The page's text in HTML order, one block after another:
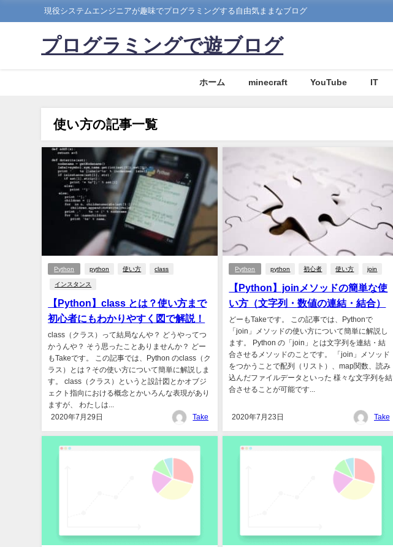
現役システムエンジニアが趣味でプログラミングする自由気ままなブログ
プログラミングで遊ブログ
ホーム minecraft YouTube IT
使い方の記事一覧
Python python 使い方 class
インスタンス
【Python】class とは？使い方まで
初心者にもわかりやすく図で解説！
class（クラス）って結局なんや？ どうやってつ
かうんや？ そう思ったことありませんか？ どー
もTakeです。 この記事では、Python のclass（ク
ラス）とは？その使い方について簡単に解説しま
す。 class（クラス）というと設計図とかオブジ
ェクト指向における概念とかいろんな表現があり
ますが、 わたしは...
2020年7月29日
Take
Python python 初心者 使い方 join
【Python】joinメソッドの簡単な使
い方（文字列・数値の連結・結合）
どーもTakeです。 この記事では、Pythonで
「join」メソッドの使い方について簡単に解説し
ます。 Python の「join」とは文字列を連結・結
合させるメソッドのことです。 「join」メソッド
をつかうことで配列（リスト）、map関数、読み
込んだファイルデータといった 様々な文字列を結
合させることが可能です...
2020年7月23日 Take